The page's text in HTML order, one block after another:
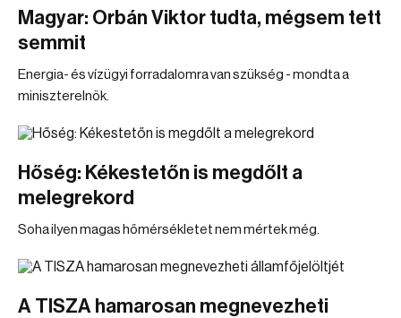
Magyar: Orbán Viktor tudta, mégsem tett
semmit
Energia- és vízügyi forradalomra van szükség - mondta a
miniszterelnök.
Hőség: Kékestetőn is megdőlt a
melegrekord
Soha ilyen magas hőmérsékletet nem mértek még.
A TISZA hamarosan megnevezheti